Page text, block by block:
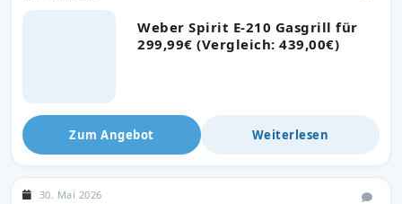
Weber Spirit E-210 Gasgrill für
299,99€ (Vergleich: 439,00€)
Zum Angebot Weiterlesen
30. Mai 2026